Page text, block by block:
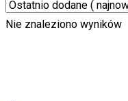
Nie znaleziono wyników